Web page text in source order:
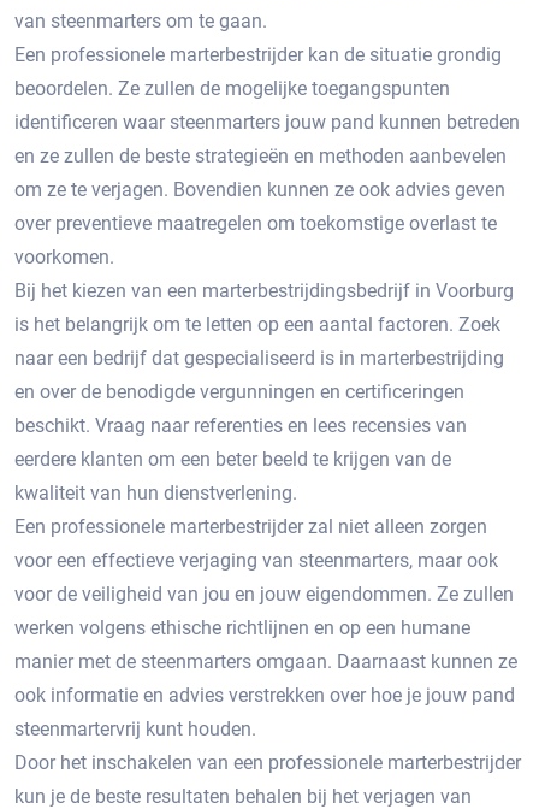
van steenmarters om te gaan.​
Een professionele marterbestrijder kan de situatie grondig
beoordelen.​ Ze zullen de mogelijke toegangspunten
identificeren waar steenmarters jouw pand kunnen betreden
en ze zullen de beste strategieën en methoden aanbevelen
om ze te verjagen.​ Bovendien kunnen ze ook advies geven
over preventieve maatregelen om toekomstige overlast te
voorkomen.​
Bij het kiezen van een marterbestrijdingsbedrijf in Voorburg
is het belangrijk om te letten op een aantal factoren.​ Zoek
naar een bedrijf dat gespecialiseerd is in marterbestrijding
en over de benodigde vergunningen en certificeringen
beschikt.​ Vraag naar referenties en lees recensies van
eerdere klanten om een beter beeld te krijgen van de
kwaliteit van hun dienstverlening.​
Een professionele marterbestrijder zal niet alleen zorgen
voor een effectieve verjaging van steenmarters, maar ook
voor de veiligheid van jou en jouw eigendommen.​ Ze zullen
werken volgens ethische richtlijnen en op een humane
manier met de steenmarters omgaan.​ Daarnaast kunnen ze
ook informatie en advies verstrekken over hoe je jouw pand
steenmartervrij kunt houden.​
Door het inschakelen van een professionele marterbestrijder
kun je de beste resultaten behalen bij het verjagen van